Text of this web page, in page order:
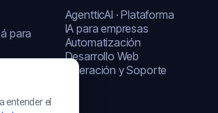
para
AgentticAI · Plataforma
IA para empresas
Automatización
Desarrollo Web
Operación y Soporte
entender el